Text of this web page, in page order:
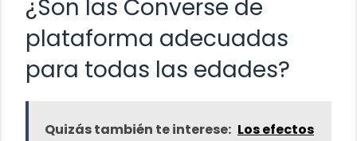
¿Son las Converse de
plataforma adecuadas
para todas las edades?
Quizás también te interese: Los efectos